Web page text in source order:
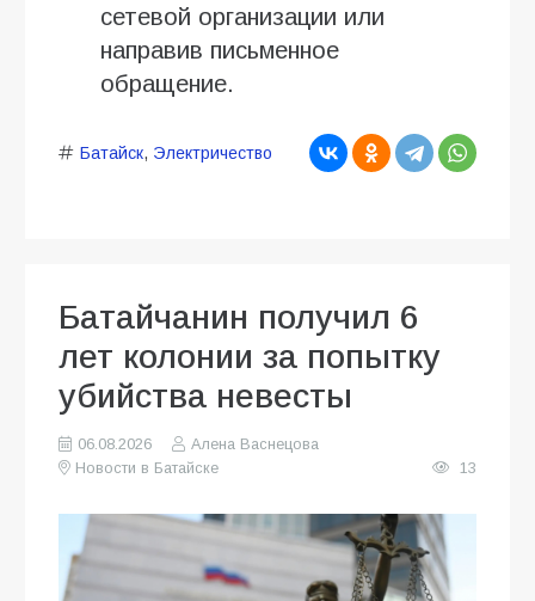
сетевой организации или
направив письменное
обращение.
Батайск, Электричество
Батайчанин получил 6
лет колонии за попытку
убийства невесты
06.08.2026
Алена Васнецова
Новости в Батайске
13